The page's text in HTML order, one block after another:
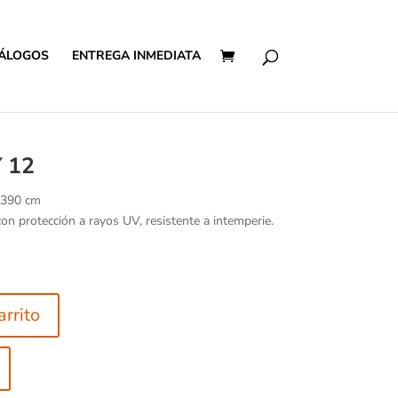
ENTREGA INMEDIATA
12
cm
protección a rayos UV, resistente a intemperie.